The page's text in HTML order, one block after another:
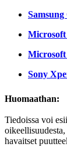
Microsoft
Microsoft
Sony
Huomaathan:
Tiedoissa voi
havaitset